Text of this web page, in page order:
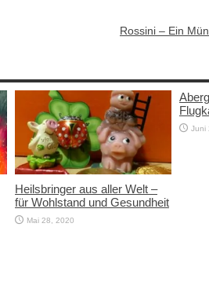
Rossini – Ein
Heilsbringer aus aller Welt –
für Wohlstand und Gesundheit
Mai 28, 2020
Juni